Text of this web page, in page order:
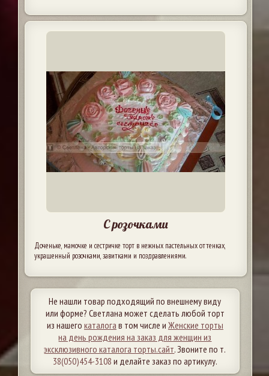
С розочками
Доченьке, мамочке и сестричке торт в нежных пастельных оттенках,
украшенный розочками, завитками и поздравлениями.
Не нашли товар подходящий по внешнему виду
или форме? Светлана может сделать любой торт
из нашего каталога в том числе и Женские торты
на день рождения на заказ для женщин из
эксклюзивного каталога торты.сайт. Звоните по т.
38(050)454-3108 и делайте заказ по артикулу.